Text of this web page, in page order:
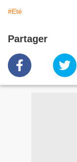
#Eté
Partager